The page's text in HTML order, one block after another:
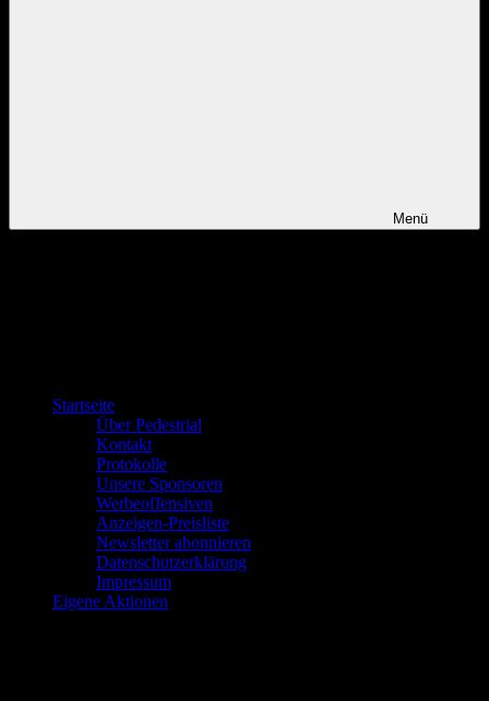
Menü
Startseite
Über Pedestrial
Kontakt
Protokolle
Unsere Sponsoren
Werbeoffensiven
Anzeigen-Preisliste
Newsletter abonnieren
Datenschutzerklärung
Impressum
Eigene Aktionen